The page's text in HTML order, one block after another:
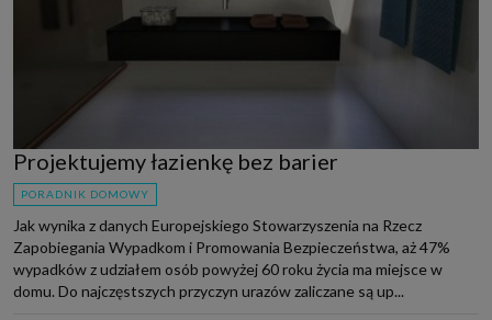
Projektujemy łazienkę bez barier
PORADNIK DOMOWY
Jak wynika z danych Europejskiego Stowarzyszenia na Rzecz
Zapobiegania Wypadkom i Promowania Bezpieczeństwa, aż 47%
wypadków z udziałem osób powyżej 60 roku życia ma miejsce w
domu. Do najczęstszych przyczyn urazów zaliczane są up...